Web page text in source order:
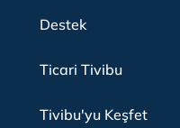
Destek
Ticari Tivibu
Tivibu'yu Keşfet